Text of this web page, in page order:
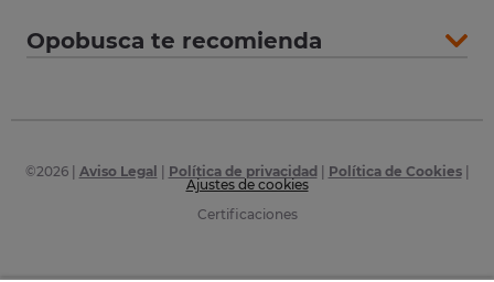
Opobusca te recomienda
©2026| Aviso Legal Política de privacidad Política de Cookies|
Ajustes de cookies
Certificaciones